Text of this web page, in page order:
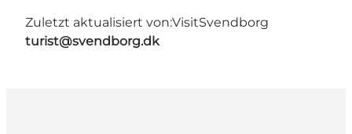
Zuletzt aktualisiert von:VisitSvendborg
turist@svendborg.dk